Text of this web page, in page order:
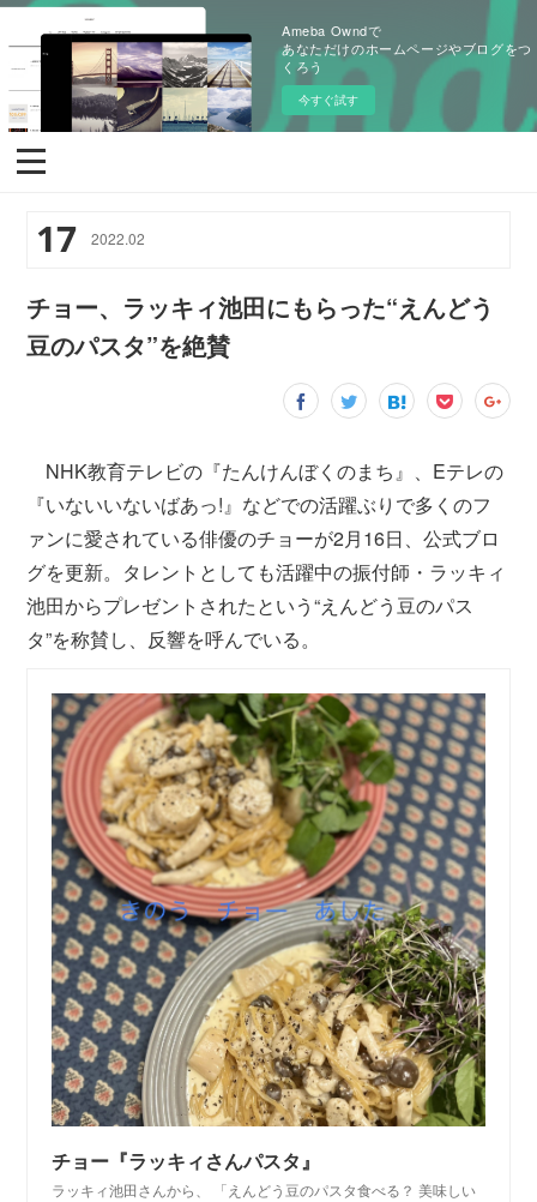
Ameba Owndで
あなただけのホームページやブログをつ
くろう
今すぐ試す
17 2022.02
チョー、ラッキィ池田にもらった“えんどう
豆のパスタ”を絶賛
NHK教育テレビの『たんけんぼくのまち』、Eテレの
『いないいないばあっ!』などでの活躍ぶりで多くのフ
ァンに愛されている俳優のチョーが2月16日、公式ブロ
グを更新。タレントとしても活躍中の振付師・ラッキィ
池田からプレゼントされたという“えんどう豆のパス
タ”を称賛し、反響を呼んでいる。
チョー『ラッキィさんパスタ』
ラッキィ池田さんから、 「えんどう豆のパスタ食べる？ 美味しい